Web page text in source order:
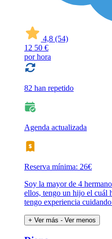
4,8 (54)
12 50 €
por hora
82 han repetido
Agenda actualizada
Reserva mínima: 26€
Soy la mayor de 4
ellos, tengo un hijo el cuál
tengo experiencia
+ Ver más - Ver menos